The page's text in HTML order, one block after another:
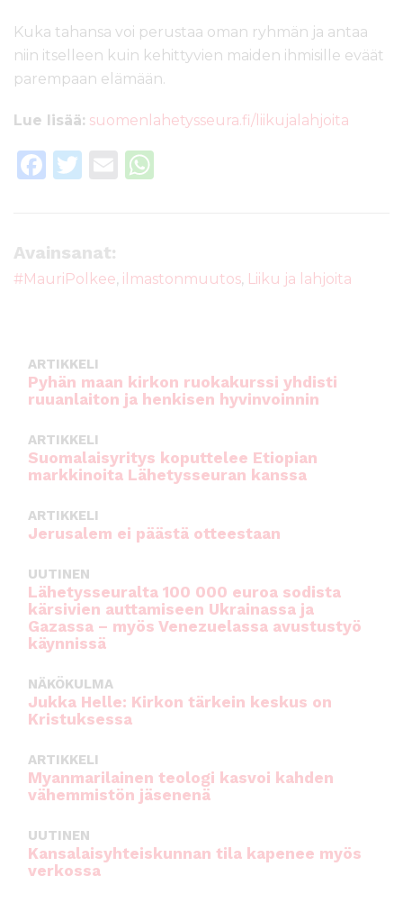
Kuka tahansa voi perustaa oman ryhmän ja antaa
niin itselleen kuin kehittyvien maiden ihmisille eväät
parempaan elämään.
Lue lisää: suomenlahetysseura.fi/liikujalahjoita
F
e
b
k
T
te
r
E
A
Avainsanat:
#MauriPolkee, ilmastonmuutos, Liiku ja lahjoita
ARTIKKELI
Pyhän maan kirkon ruokakurssi yhdisti
ruuanlaiton ja henkisen hyvinvoinnin
ARTIKKELI
Suomalaisyritys koputtelee Etiopian
markkinoita Lähetysseuran kanssa
ARTIKKELI
Jerusalem ei päästä otteestaan
UUTINEN
Lähetysseuralta 100 000 euroa sodista
kärsivien auttamiseen Ukrainassa ja
Gazassa – myös Venezuelassa avustustyö
käynnissä
NÄKÖKULMA
Jukka Helle: Kirkon tärkein keskus on
Kristuksessa
ARTIKKELI
Myanmarilainen teologi kasvoi kahden
vähemmistön jäsenenä
UUTINEN
Kansalaisyhteiskunnan tila kapenee myös
verkossa